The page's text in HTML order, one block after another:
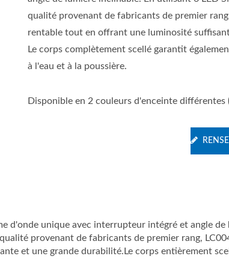
qualité provenant de fabricants de premier
rentable tout en offrant une luminosité
Le corps complètement scellé garantit
à l'eau et à la poussière.
Disponible en 2 couleurs d'enceinte différentes
d'onde unique avec interrupteur intégré et angle de
provenant de fabricants de premier rang,
et une grande durabilité.Le corps entièrement